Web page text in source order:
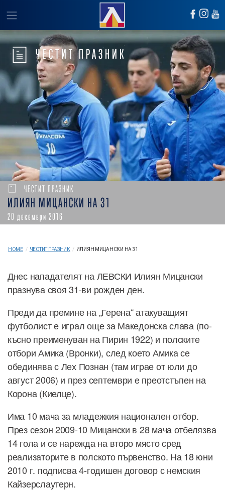
ЧЕСТИТ ПРАЗНИК
ЧЕСТИТ ПРАЗНИК
ИЛИЯН МИЦАНСКИ НА 31
20 декември 2016
HOME / ЧЕСТИТ ПРАЗНИК / ИЛИЯН МИЦАНСКИ НА 31
Днес нападателят на ЛЕВСКИ Илиян Мицански
празнува своя 31-ви рожден ден.
Преди да премине на „Герена“ атакуващият
футболист е играл още за Македонска слава (по-
късно преименуван на Пирин 1922) и полските
отбори Амика (Вронки), след което Амика се
обединява с Лех Познан (там играе от юли до
август 2006) и през септември е преотстъпен на
Корона (Киелце).
Има 10 мача за младежкия национален отбор.
През сезон 2009-10 Мицански в 28 мача отбелязва
14 гола и се нарежда на второ място сред
реализаторите в полското първенство. На 18 юни
2010 г. подписва 4-годишен договор с немския
Кайзерслаутерн.